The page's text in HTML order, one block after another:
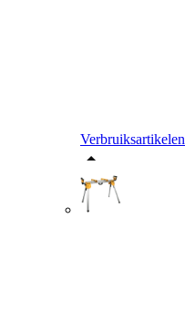
Verbruiksartikelen